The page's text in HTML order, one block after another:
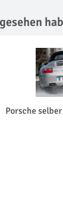
Porsche